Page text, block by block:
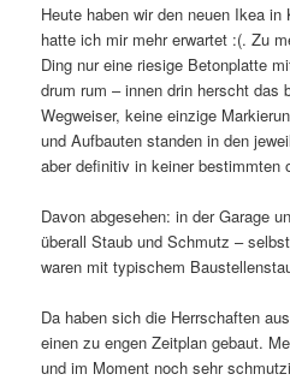
Heute haben wir den neuen Ikea
hatte ich mir mehr erwartet :(. Zu
Ding nur eine riesige Betonplatte
drum rum – innen drin herscht das
Wegweiser, keine einzige
und Aufbauten standen in den
aber definitiv in keiner bestimmten
Davon abgesehen: in der Garage
überall Staub und Schmutz –
waren mit typischem
Da haben sich die Herrschaften
einen zu engen Zeitplan gebaut.
und im Moment noch sehr